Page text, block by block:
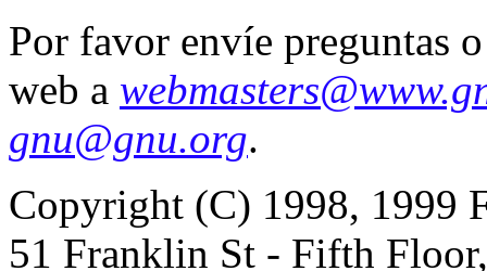
Por favor envíe preguntas
web a
gnu@gnu.org.
Copyright (C) 1998, 1999
51 Franklin St - Fifth